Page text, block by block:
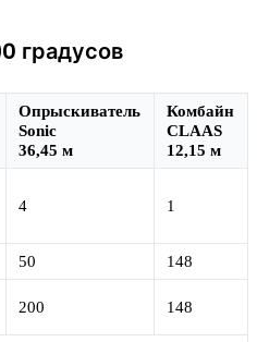
градусов
Опрыскиватель
Sonic
36,45 м
Комбайн
CLAAS
12,15 м
4 1
50
148
200 148